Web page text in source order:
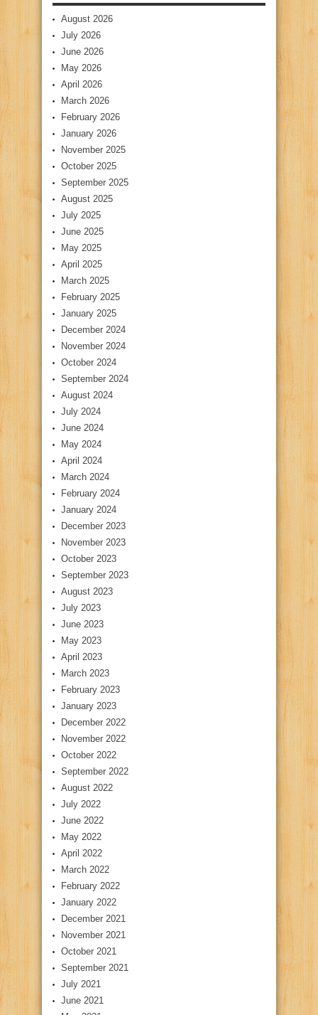
August 2026
July 2026
June 2026
May 2026
April 2026
March 2026
February 2026
January 2026
November 2025
October 2025
September 2025
August 2025
July 2025
June 2025
May 2025
April 2025
March 2025
February 2025
January 2025
December 2024
November 2024
October 2024
September 2024
August 2024
July 2024
June 2024
May 2024
April 2024
March 2024
February 2024
January 2024
December 2023
November 2023
October 2023
September 2023
August 2023
July 2023
June 2023
May 2023
April 2023
March 2023
February 2023
January 2023
December 2022
November 2022
October 2022
September 2022
August 2022
July 2022
June 2022
May 2022
April 2022
March 2022
February 2022
January 2022
December 2021
November 2021
October 2021
September 2021
July 2021
June 2021